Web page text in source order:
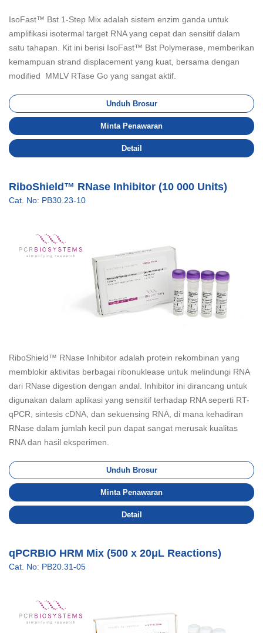
IsoFast™ Bst 1-Step Mix adalah sistem enzim ganda untuk
amplifikasi isotermal target RNA yang cepat dan sensitif dalam
satu tahapan. Kit ini berisi IsoFast™ Bst Polymerase, memberikan
kemampuan strand displacement yang kuat, bersama dengan
modified MMLV RTase Go yang sangat aktif.
Unduh Brosur
Minta Penawaran
Detail
RiboShield™ RNase Inhibitor (10 000 Units)
Cat. No: PB30.23-10
RiboShield™ RNase Inhibitor adalah protein rekombinan yang
memblokir aktivitas berbagai ribonuklease untuk melindungi RNA
dari RNase digestion dengan andal. Inhibitor ini dirancang untuk
digunakan dalam aplikasi yang sensitif terhadap RNA seperti RT-
qPCR, sintesis cDNA, dan sekuensing RNA, di mana kehadiran
RNase dalam jumlah kecil pun dapat sangat merusak kualitas
RNA dan hasil eksperimen.
Unduh Brosur
Minta Penawaran
Detail
qPCRBIO HRM Mix (500 x 20μL Reactions)
Cat. No: PB20.31-05